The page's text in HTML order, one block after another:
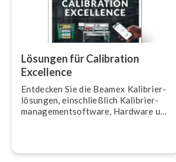
Lösungen für Calibration
Excellence
Entdecken Sie die Beamex Ka­li­brier­
lö­sun­gen, ein­schließ­lich Ka­li­brier­
ma­nage­m­ent­soft­ware, Hardware und